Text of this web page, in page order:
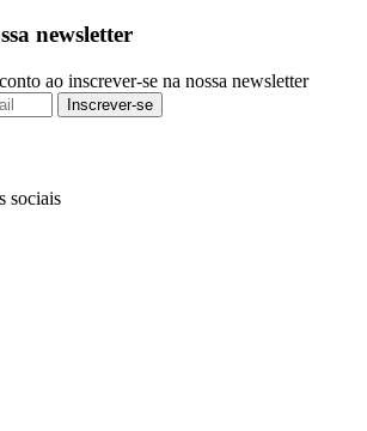
newsletter
ao inscrever-se na nossa newsletter
Inscrever-se
sociais